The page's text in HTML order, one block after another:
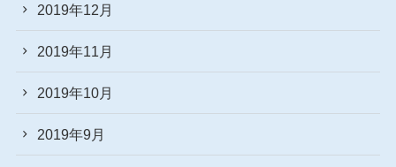
2019年12月
2019年11月
2019年10月
2019年9月